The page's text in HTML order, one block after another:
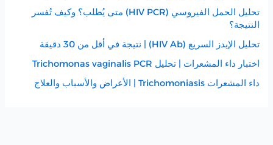
تحليل الحمل الفيروسي (HIV PCR) متى يُطلب؟ وكيف تُفسر
النتيجة؟
تحليل الإيدز السريع (HIV Ab) | نتيجة في أقل من 30 دقيقة
اختبار داء المشعرات | تحليل Trichomonas vaginalis PCR
داء المشعرات Trichomoniasis | الأعراض والأسباب والعلاج